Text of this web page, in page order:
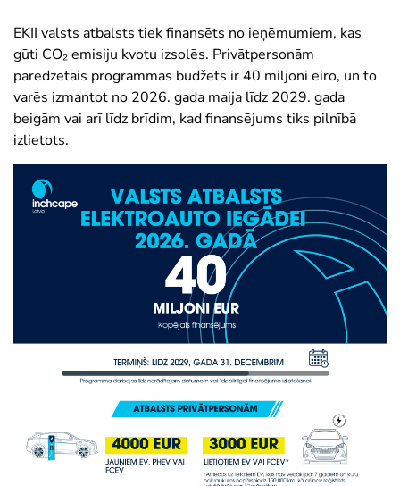
EKII valsts atbalsts tiek finansēts no ieņēmumiem, kas
gūti CO₂ emisiju kvotu izsolēs. Privātpersonām
paredzētais programmas budžets ir 40 miljoni eiro, un to
varēs izmantot no 2026. gada maija līdz 2029. gada
beigām vai arī līdz brīdim, kad finansējums tiks pilnībā
izlietots.